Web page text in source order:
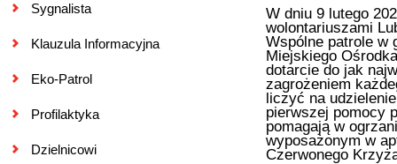
Sygnalista
Klauzula Informacyjna
Eko-Patrol
Profilaktyka
Dzielnicowi
W dniu 9 lutego
wolontariuszami
Wspólne patrole w
Miejskiego
dotarcie do jak
zagrożeniem
liczyć na
pierwszej pomocy
pomagają w
wyposażonym w
Czerwonego